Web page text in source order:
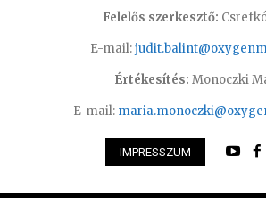
Felelős szerkesztő:
E-mail:
Értékesítés: Monoczki
E-mail:
IMPRESSZUM